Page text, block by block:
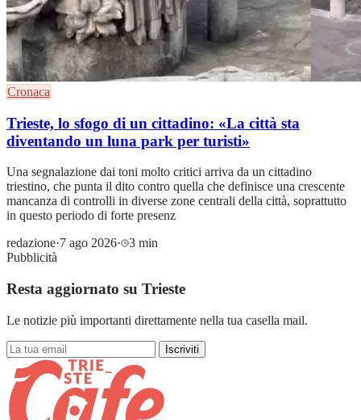
Cronaca
Trieste, lo sfogo di un cittadino: «La città sta
diventando un luna park per turisti»
Una segnalazione dai toni molto critici arriva da un cittadino
triestino, che punta il dito contro quella che definisce una crescente
mancanza di controlli in diverse zone centrali della città, soprattutto
in questo periodo di forte presenz
redazione·7 ago 2026·
3 min
Pubblicità
Resta aggiornato su Trieste
Le notizie più importanti direttamente nella tua casella mail.
Iscriviti